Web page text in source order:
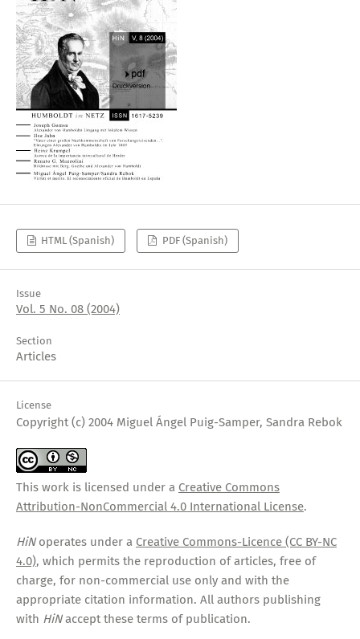
HTML (Spanish) PDF (Spanish)
Issue
Vol. 5 No. 08 (2004)
Section
Articles
License
Copyright (c) 2004 Miguel Ángel Puig-Samper, Sandra Rebok
This work is licensed under a Creative Commons
Attribution-NonCommercial 4.0 International License.
HiNoperates under a Creative Commons-Licence (CC BY-NC
4.0), which permits the reproduction of articles, free of
charge, for non-commercial use only and with the
appropriate citation information. All authors publishing
with HiNaccept these terms of publication.